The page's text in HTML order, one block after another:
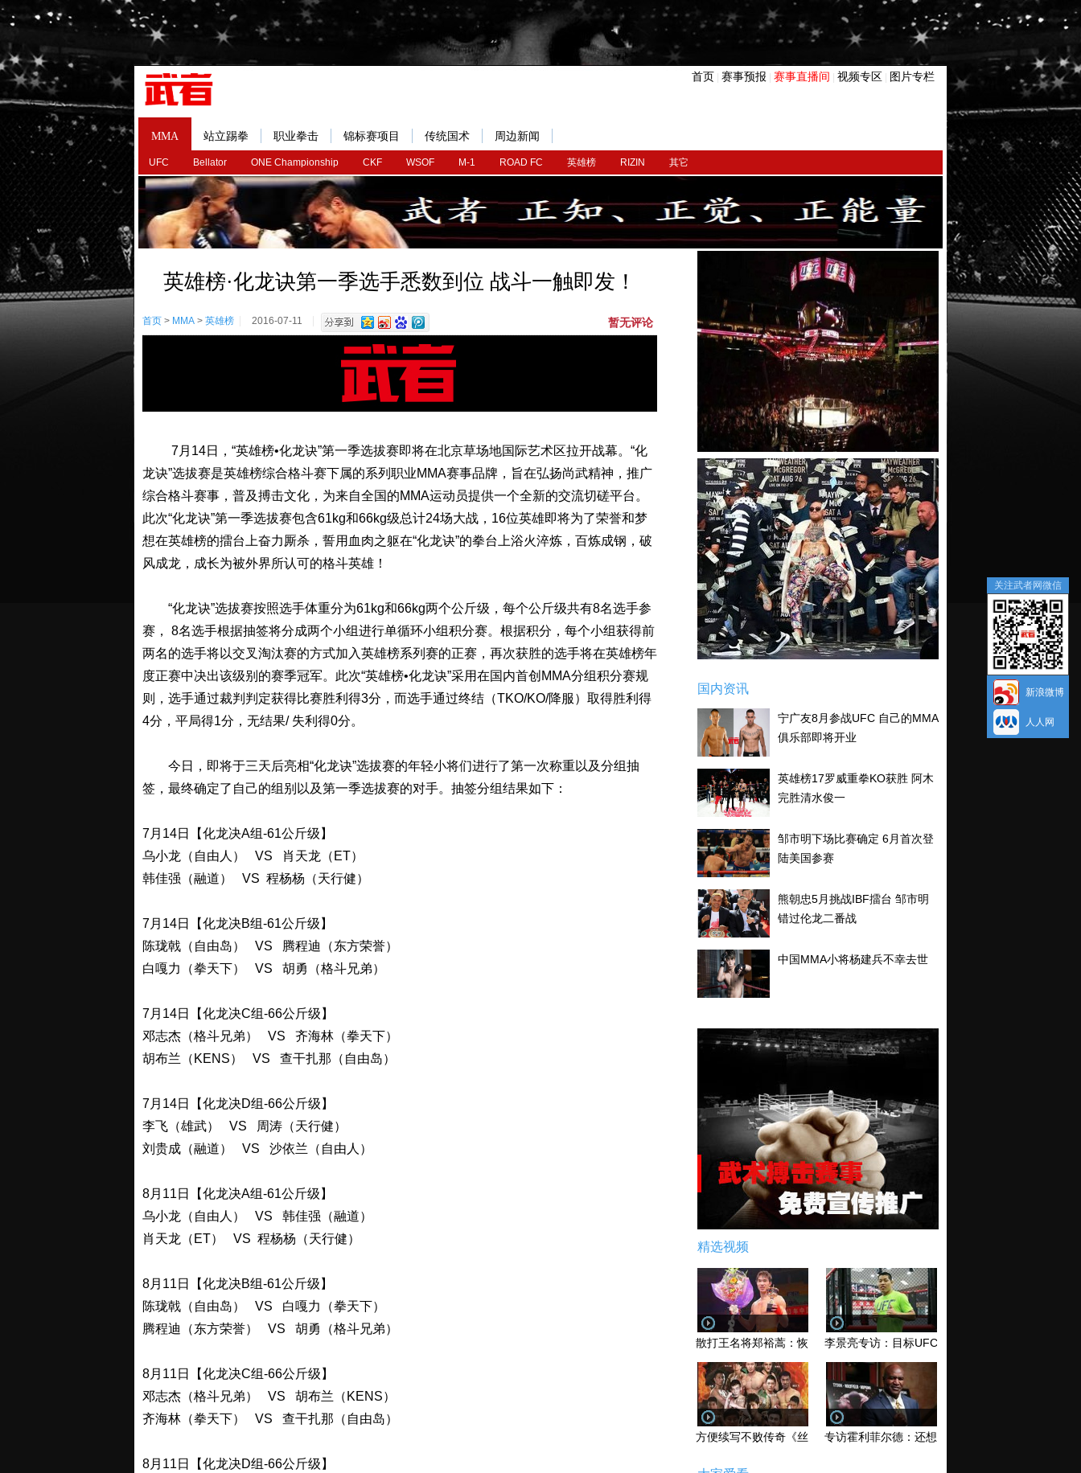
首页 赛事预报 赛事直播间 视频专区 图片专栏
MMA
UFC Bellator ONE Championship CKF WSOF M-1 ROAD FC 英雄榜 RIZIN 其它
站立踢拳 职业拳击 锦标赛项目 传统国术 周边新闻
英雄榜·化龙诀第一季选手悉数到位 战斗一触即发！
首页 > MMA > 英雄榜 2016-07-11 暂无评论
7月14日，“英雄榜•化龙诀”第一季选拔赛即将在北京草场地国际艺术区拉开战幕。“化
龙诀”选拔赛是英雄榜综合格斗赛下属的系列职业MMA赛事品牌，旨在弘扬尚武精神，推广
综合格斗赛事，普及搏击文化，为来自全国的MMA运动员提供一个全新的交流切磋平台。
此次“化龙诀”第一季选拔赛包含61kg和66kg级总计24场大战，16位英雄即将为了荣誉和梦
想在英雄榜的擂台上奋力厮杀，誓用血肉之躯在“化龙诀”的拳台上浴火淬炼，百炼成钢，破
风成龙，成长为被外界所认可的格斗英雄！
“化龙诀”选拔赛按照选手体重分为61kg和66kg两个公斤级，每个公斤级共有8名选手参
赛， 8名选手根据抽签将分成两个小组进行单循环小组积分赛。根据积分，每个小组获得前
两名的选手将以交叉淘汰赛的方式加入英雄榜系列赛的正赛，再次获胜的选手将在英雄榜年
度正赛中决出该级别的赛季冠军。此次“英雄榜•化龙诀”采用在国内首创MMA分组积分赛规
则，选手通过裁判判定获得比赛胜利得3分，而选手通过终结（TKO/KO/降服）取得胜利得
4分，平局得1分，无结果/ 失利得0分。
今日，即将于三天后亮相“化龙诀”选拔赛的年轻小将们进行了第一次称重以及分组抽
签，最终确定了自己的组别以及第一季选拔赛的对手。抽签分组结果如下：
7月14日【化龙决A组-61公斤级】
乌小龙（自由人） VS 肖天龙（ET）
韩佳强（融道） VS 程杨杨（天行健）
7月14日【化龙决B组-61公斤级】
陈珑戟（自由岛） VS 腾程迪（东方荣誉）
白嘎力（拳天下） VS 胡勇（格斗兄弟）
7月14日【化龙决C组-66公斤级】
邓志杰（格斗兄弟） VS 齐海林（拳天下）
胡布兰（KENS） VS 查干扎那（自由岛）
7月14日【化龙决D组-66公斤级】
李飞（雄武） VS 周涛（天行健）
刘贵成（融道） VS 沙依兰（自由人）
8月11日【化龙决A组-61公斤级】
乌小龙（自由人） VS 韩佳强（融道）
肖天龙（ET） VS 程杨杨（天行健）
8月11日【化龙决B组-61公斤级】
陈珑戟（自由岛） VS 白嘎力（拳天下）
腾程迪（东方荣誉） VS 胡勇（格斗兄弟）
8月11日【化龙决C组-66公斤级】
邓志杰（格斗兄弟） VS 胡布兰（KENS）
齐海林（拳天下） VS 查干扎那（自由岛）
8月11日【化龙决D组-66公斤级】
国内资讯
宁广友8月参战UFC 自己的MMA
俱乐部即将开业
英雄榜17罗威重拳KO获胜 阿木
完胜清水俊一
邹市明下场比赛确定 6月首次登
陆美国参赛
熊朝忠5月挑战IBF擂台 邹市明
错过伦龙二番战
中国MMA小将杨建兵不幸去世
精选视频
散打王名将郑裕蒿：恢复训练 有望回归擂台李景亮专访：目标UFC金腰带 不做打酱油
方便续写不败传奇《丝路英雄》太原站全场视频
专访霍利菲尔德：还想再和泰森干一架！
关注武者网微信
新浪微博
人人网